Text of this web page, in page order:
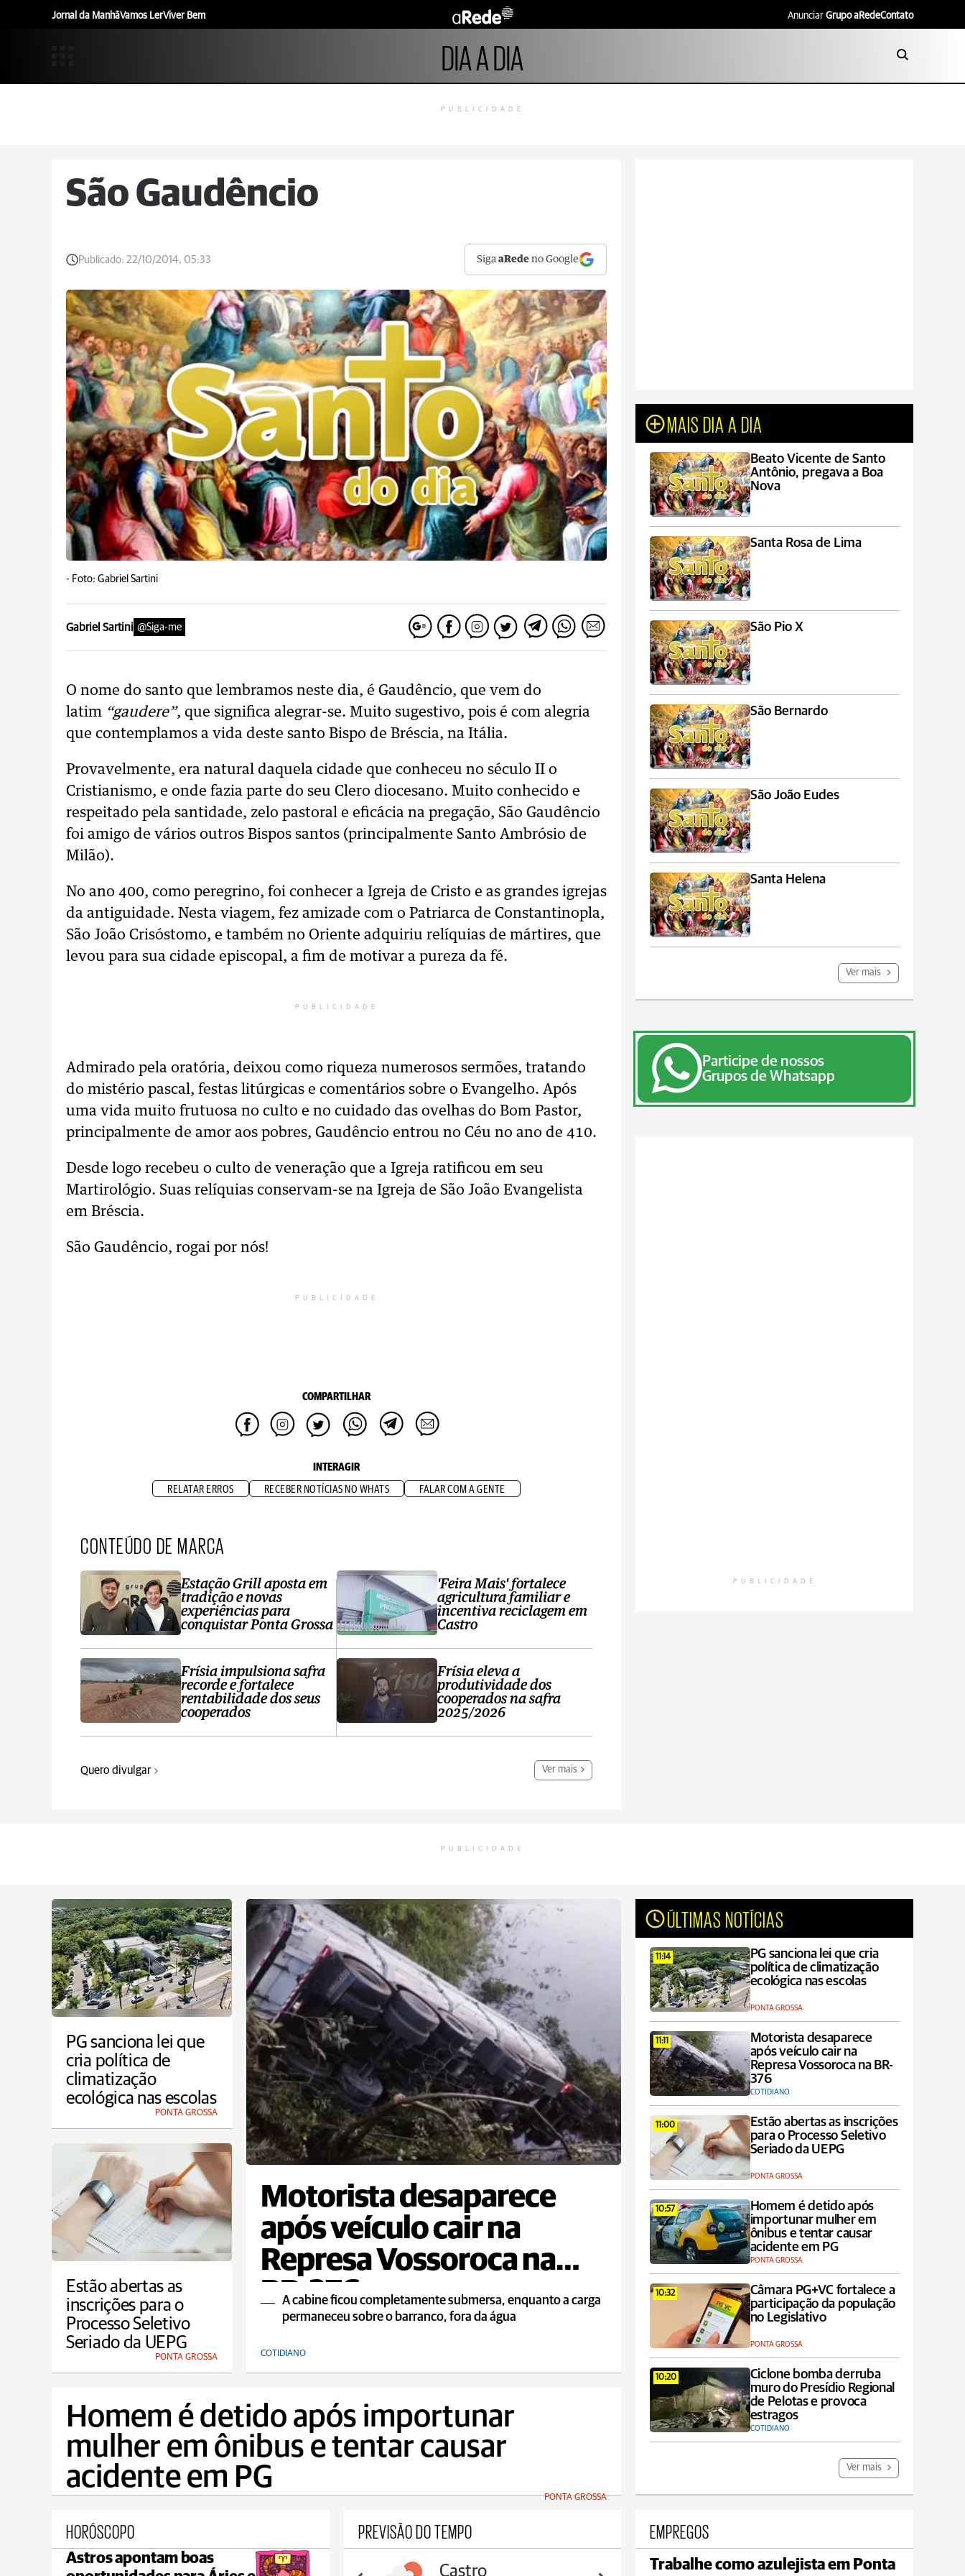
Jornal da ManhãVamos LerViver Bem Anunciar Grupo aRedeContato
DIA A DIA
PUBLICIDADE
São Gaudêncio
Publicado: 22/10/2014, 05:33 SigaaRede no Google
- Foto: Gabriel Sartini
Gabriel Sartini @Siga-me
O nome do santo que lembramos neste dia, é Gaudêncio, que vem do
latim “gaudere”, que significa alegrar-se. Muito sugestivo, pois é com alegria
que contemplamos a vida deste santo Bispo de Bréscia, na Itália.
Provavelmente, era natural daquela cidade que conheceu no século II o
Cristianismo, e onde fazia parte do seu Clero diocesano. Muito conhecido e
respeitado pela santidade, zelo pastoral e eficácia na pregação, São Gaudêncio
foi amigo de vários outros Bispos santos (principalmente Santo Ambrósio de
Milão).
No ano 400, como peregrino, foi conhecer a Igreja de Cristo e as grandes igrejas
da antiguidade. Nesta viagem, fez amizade com o Patriarca de Constantinopla,
São João Crisóstomo, e também no Oriente adquiriu relíquias de mártires, que
levou para sua cidade episcopal, a fim de motivar a pureza da fé.
PUBLICIDADE
Admirado pela oratória, deixou como riqueza numerosos sermões, tratando
do mistério pascal, festas litúrgicas e comentários sobre o Evangelho. Após
uma vida muito frutuosa no culto e no cuidado das ovelhas do Bom Pastor,
principalmente de amor aos pobres, Gaudêncio entrou no Céu no ano de 410.
Desde logo recebeu o culto de veneração que a Igreja ratificou em seu
Martirológio. Suas relíquias conservam-se na Igreja de São João Evangelista
em Bréscia.
São Gaudêncio, rogai por nós!
PUBLICIDADE
COMPARTILHAR
INTERAGIR
RELATAR ERROS RECEBER NOTÍCIAS NO WHATS FALAR COM A GENTE
CONTEÚDO DE MARCA
Estação Grill aposta em
tradição e novas
experiências para
conquistar Ponta Grossa
Frísia impulsiona safra
recorde e fortalece
rentabilidade dos seus
cooperados
'Feira Mais' fortalece
agricultura familiar e
incentiva reciclagem em
Castro
Frísia eleva a
produtividade dos
cooperados na safra
2025/2026
Quero divulgar Ver mais
MAIS DIA A DIA
Beato Vicente de Santo
Antônio, pregava a Boa
Nova
Santa Rosa de Lima
São Pio X
São Bernardo
São João Eudes
Santa Helena
Ver mais
Participe de nossos
Grupos de Whatsapp
PUBLICIDADE
PUBLICIDADE
PG sanciona lei que
cria política de
climatização
ecológica nas escolas
PONTA GROSSA
Motorista desaparece
após veículo cair na
Represa Vossoroca na
BR-376
A cabine ficou completamente submersa, enquanto a carga
permaneceu sobre o barranco, fora da água
COTIDIANO
ÚLTIMAS NOTÍCIAS
11:14
PG sanciona lei que cria
política de climatização
ecológica nas escolas
PONTA GROSSA
11:11
Motorista desaparece
após veículo cair na
Represa Vossoroca na BR-
376
COTIDIANO
11:00
Estão abertas as inscrições
para o Processo Seletivo
Seriado da UEPG
PONTA GROSSA
10:57
Homem é detido após
importunar mulher em
ônibus e tentar causar
acidente em PG
PONTA GROSSA
10:32
Câmara PG+VC fortalece a
participação da população
no Legislativo
PONTA GROSSA
10:20
Ciclone bomba derruba
muro do Presídio Regional
de Pelotas e provoca
estragos
COTIDIANO
Ver mais
Estão abertas as
inscrições para o
Processo Seletivo
Seriado da UEPG
PONTA GROSSA
Homem é detido após importunar
mulher em ônibus e tentar causar
acidente em PG
PONTA GROSSA
HORÓSCOPO
Astros apontam boas
PREVISÃO DO TEMPO
Ponta Grossa Castro Carambeí
EMPREGOS
Trabalhe como azulejista em Ponta